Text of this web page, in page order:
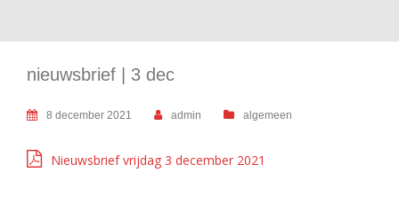
nieuwsbrief | 3 dec
8 december 2021 admin algemeen
Nieuwsbrief vrijdag 3 december 2021